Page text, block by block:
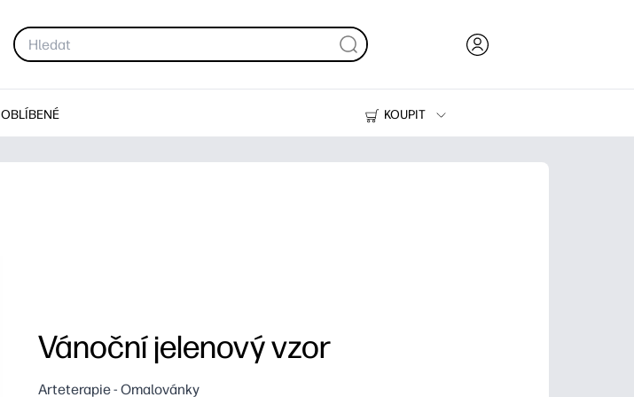
OBLÍBENÉ
KOUPIT
Tiskárny
Vánoční jelenový vzor
Arteterapie - Omalovánky